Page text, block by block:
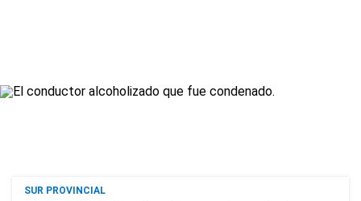
SUR PROVINCIAL